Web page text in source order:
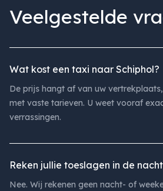
Veelgestelde
Wat kost een taxi naar Schiphol?
De prijs hangt af van uw
met vaste tarieven. U weet vooraf
verrassingen.
Reken jullie toeslagen in de
Nee. Wij rekenen geen nacht- of